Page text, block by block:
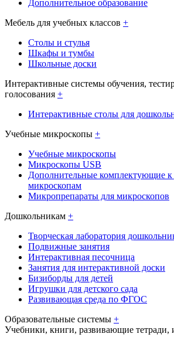
Дополнительное образование
Мебель для учебных классов +
Столы и стулья
Шкафы и тумбы
Школьные доски
Интерактивные системы обучения,
голосования +
Интерактивные столы для
Учебные микроскопы +
Учебные микроскопы
Микроскопы USB
Дополнительные комплектующие
микроскопам
Микропрепараты для микроскопов
Дошкольникам +
Творческая лаборатория
Подвижные занятия
Интерактивная песочница
Занятия для интерактивной доски
Бизиборды для детей
Игрушки для детского сада
Развивающая среда по ФГОС
Образовательные системы +
Учебники, книги, развивающие тетради,